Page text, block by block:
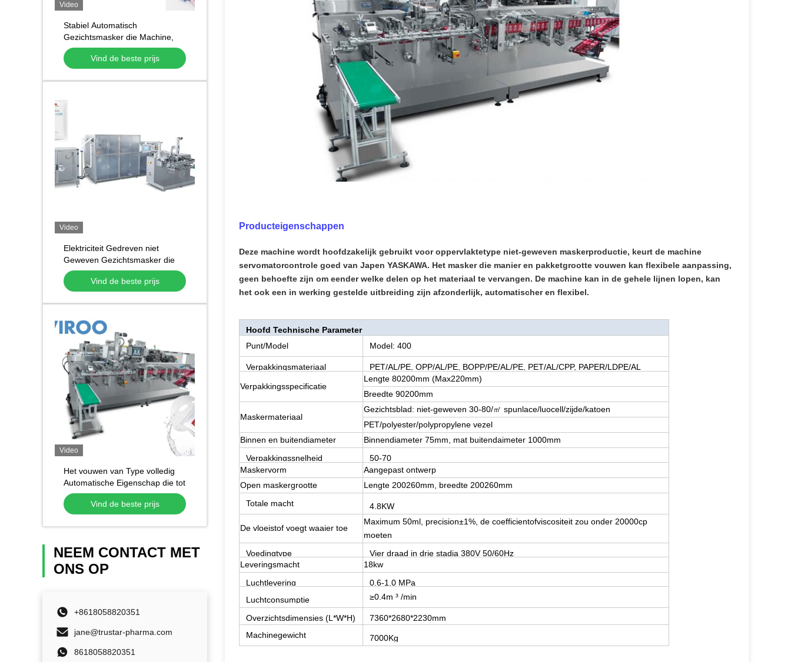
Producteigenschappen
Deze machine wordt hoofdzakelijk gebruikt voor oppervlaktetype niet-geweven maskerproductie, keurt de machine
servomatorcontrole goed van Japen YASKAWA. Het masker die manier en pakketgrootte vouwen kan flexibele aanpassing,
geen behoefte zijn om eender welke delen op het materiaal te vervangen. De machine kan in de gehele lijnen lopen, kan
het ook een in werking gestelde uitbreiding zijn afzonderlijk, automatischer en flexibel.
Hoofd Technische Parameter
Punt/Model
Model: 400
Verpakkingsmateriaal PET/AL/PE, OPP/AL/PE, BOPP/PE/AL/PE, PET/AL/CPP, PAPER/LDPE/AL
Verpakkingsspecificatie
Lengte 80200mm (Max220mm)
Breedte 90200mm
Maskermateriaal
Gezichtsblad: niet-geweven 30-80/㎡ spunlace/luocell/zijde/katoen
PET/polyester/polypropylene vezel
Binnen en buitendiameter
Binnendiameter 75mm, mat buitendaimeter 1000mm
Verpakkingssnelheid
50-70
zakken/minuut
Maskervorm
Aangepast ontwerp
Open maskergrootte
Lengte 200260mm, breedte 200260mm
Totale macht
4.8KW
De vloeistof voegt waaier toe
Maximum 50ml, precision±1%, de coefficientofviscositeit zou onder 20000cp
moeten
Voedingtype
Vier draad in drie stadia 380V 50/60Hz
Leveringsmacht
18kw
Luchtlevering
0.6-1.0 MPa
Luchtconsumptie
≥0.4m ³ /min
Overzichtsdimensies (L*W*H)
7360*2680*2230mm
Machinegewicht
7000Kg
Video
Stabiel Automatisch
Gezichtsmasker die Machine,
niet Geweven Masker maken die
Machine maken
Vind de beste prijs
Video
Elektriciteit Gedreven niet
Geweven Gezichtsmasker die
tot Machine Vier maken de
Zijmachine van de
Vind de beste prijs
Video
Het vouwen van Type volledig
Automatische Eigenschap die tot
zak maken styule de
Kosmetische Gezichtsmachine
Vind de beste prijs
NEEM CONTACT MET
ONS OP
+8618058820351
jane@trustar-pharma.com
8618058820351